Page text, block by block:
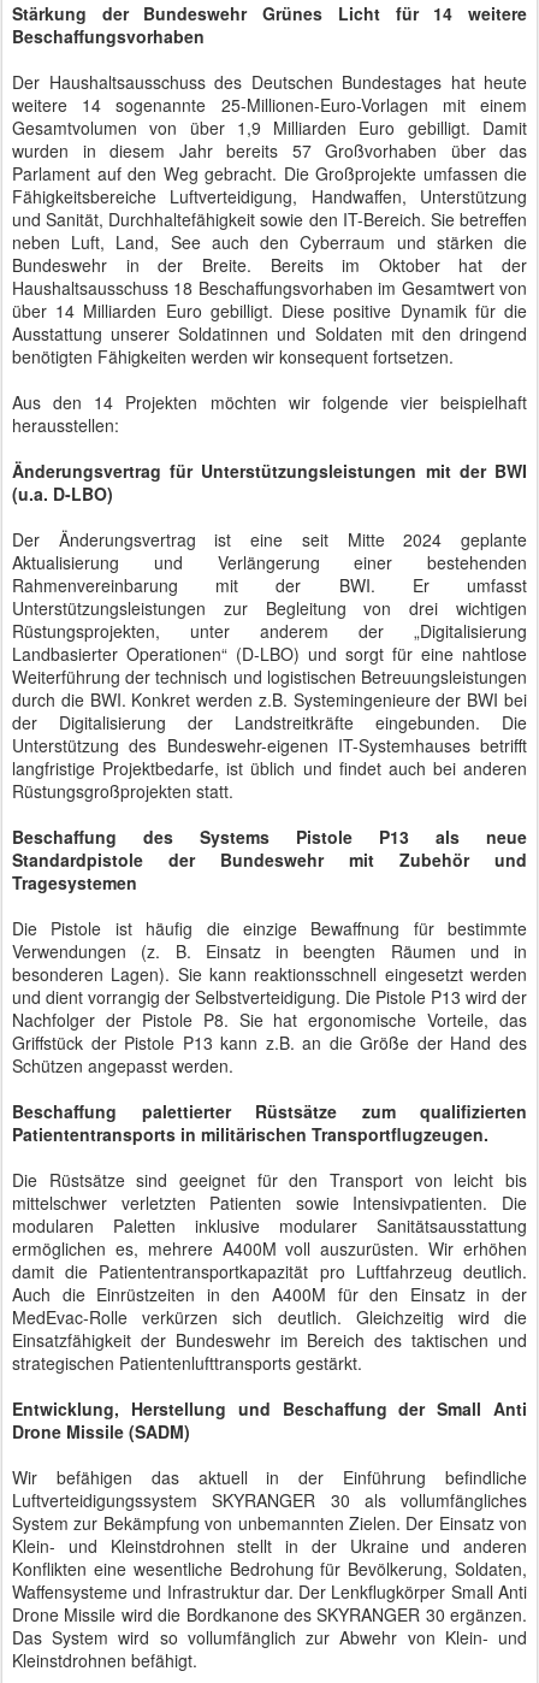
Stärkung der Bundeswehr Grünes Licht für 14 weitere
Beschaffungsvorhaben
Der Haushaltsausschuss des Deutschen Bundestages hat heute
weitere 14 sogenannte 25-Millionen-Euro-Vorlagen mit einem
Gesamtvolumen von über 1,9 Milliarden Euro gebilligt. Damit
wurden in diesem Jahr bereits 57 Großvorhaben über das
Parlament auf den Weg gebracht. Die Großprojekte umfassen die
Fähigkeitsbereiche Luftverteidigung, Handwaffen, Unterstützung
und Sanität, Durchhaltefähigkeit sowie den IT-Bereich. Sie betreffen
neben Luft, Land, See auch den Cyberraum und stärken die
Bundeswehr in der Breite. Bereits im Oktober hat der
Haushaltsausschuss 18 Beschaffungsvorhaben im Gesamtwert von
über 14 Milliarden Euro gebilligt. Diese positive Dynamik für die
Ausstattung unserer Soldatinnen und Soldaten mit den dringend
benötigten Fähigkeiten werden wir konsequent fortsetzen.
Aus den 14 Projekten möchten wir folgende vier beispielhaft
herausstellen:
Änderungsvertrag für Unterstützungsleistungen mit der BWI
(u.a. D-LBO)
Der Änderungsvertrag ist eine seit Mitte 2024 geplante
Aktualisierung und Verlängerung einer bestehenden
Rahmenvereinbarung mit der BWI. Er umfasst
Unterstützungsleistungen zur Begleitung von drei wichtigen
Rüstungsprojekten, unter anderem der „Digitalisierung
Landbasierter Operationen“ (D-LBO) und sorgt für eine nahtlose
Weiterführung der technisch und logistischen Betreuungsleistungen
durch die BWI. Konkret werden z.B. Systemingenieure der BWI bei
der Digitalisierung der Landstreitkräfte eingebunden. Die
Unterstützung des Bundeswehr-eigenen IT-Systemhauses betrifft
langfristige Projektbedarfe, ist üblich und findet auch bei anderen
Rüstungsgroßprojekten statt.
Beschaffung des Systems Pistole P13 als neue
Standardpistole der Bundeswehr mit Zubehör und
Tragesystemen
Die Pistole ist häufig die einzige Bewaffnung für bestimmte
Verwendungen (z. B. Einsatz in beengten Räumen und in
besonderen Lagen). Sie kann reaktionsschnell eingesetzt werden
und dient vorrangig der Selbstverteidigung. Die Pistole P13 wird der
Nachfolger der Pistole P8. Sie hat ergonomische Vorteile, das
Griffstück der Pistole P13 kann z.B. an die Größe der Hand des
Schützen angepasst werden.
Beschaffung palettierter Rüstsätze zum qualifizierten
Patiententransports in militärischen Transportflugzeugen.
Die Rüstsätze sind geeignet für den Transport von leicht bis
mittelschwer verletzten Patienten sowie Intensivpatienten. Die
modularen Paletten inklusive modularer Sanitätsausstattung
ermöglichen es, mehrere A400M voll auszurüsten. Wir erhöhen
damit die Patiententransportkapazität pro Luftfahrzeug deutlich.
Auch die Einrüstzeiten in den A400M für den Einsatz in der
MedEvac-Rolle verkürzen sich deutlich. Gleichzeitig wird die
Einsatzfähigkeit der Bundeswehr im Bereich des taktischen und
strategischen Patientenlufttransports gestärkt.
Entwicklung, Herstellung und Beschaffung der Small Anti
Drone Missile (SADM)
Wir befähigen das aktuell in der Einführung befindliche
Luftverteidigungssystem SKYRANGER 30 als vollumfängliches
System zur Bekämpfung von unbemannten Zielen. Der Einsatz von
Klein- und Kleinstdrohnen stellt in der Ukraine und anderen
Konflikten eine wesentliche Bedrohung für Bevölkerung, Soldaten,
Waffensysteme und Infrastruktur dar. Der Lenkflugkörper Small Anti
Drone Missile wird die Bordkanone des SKYRANGER 30 ergänzen.
Das System wird so vollumfänglich zur Abwehr von Klein- und
Kleinstdrohnen befähigt.